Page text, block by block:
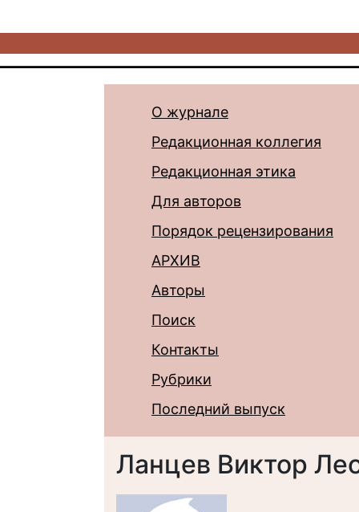
О журнале
Редакционная коллегия
Редакционная этика
Для авторов
Порядок рецензирования
АРХИВ
Авторы
Поиск
Контакты
Рубрики
Последний выпуск
Ланцев Виктор